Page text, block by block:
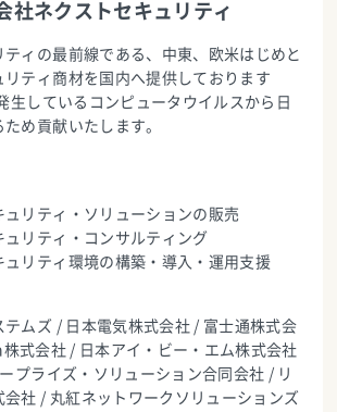
社ネクストセキュリティ
ィの最前線である、中東、欧米はじめと
リティ商材を国内へ提供しております
生しているコンピュータウイルスから日
め貢献いたします。
ュリティ・ソリューションの販売
ュリティ・コンサルティング
ュリティ環境の構築・導入・運用支援
テムズ / 日本電気株式会社 / 富士通株式会
式会社 / 日本アイ・ビー・エム株式会社
プライズ・ソリューション合同会社 / リ
会社 / 丸紅ネットワークソリューションズ